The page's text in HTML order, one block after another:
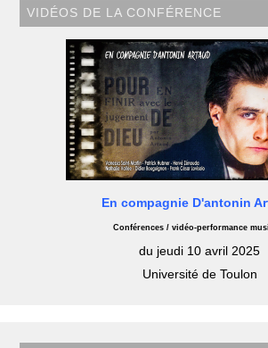
VIDÉOS DE LA CONFÉRENCE
En compagnie D'antonin
Conférences / vidéo-performance
du jeudi 10 avril 2025
Université de Toulon